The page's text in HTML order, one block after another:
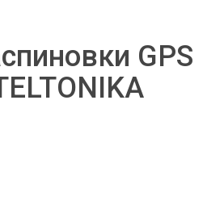
GPS